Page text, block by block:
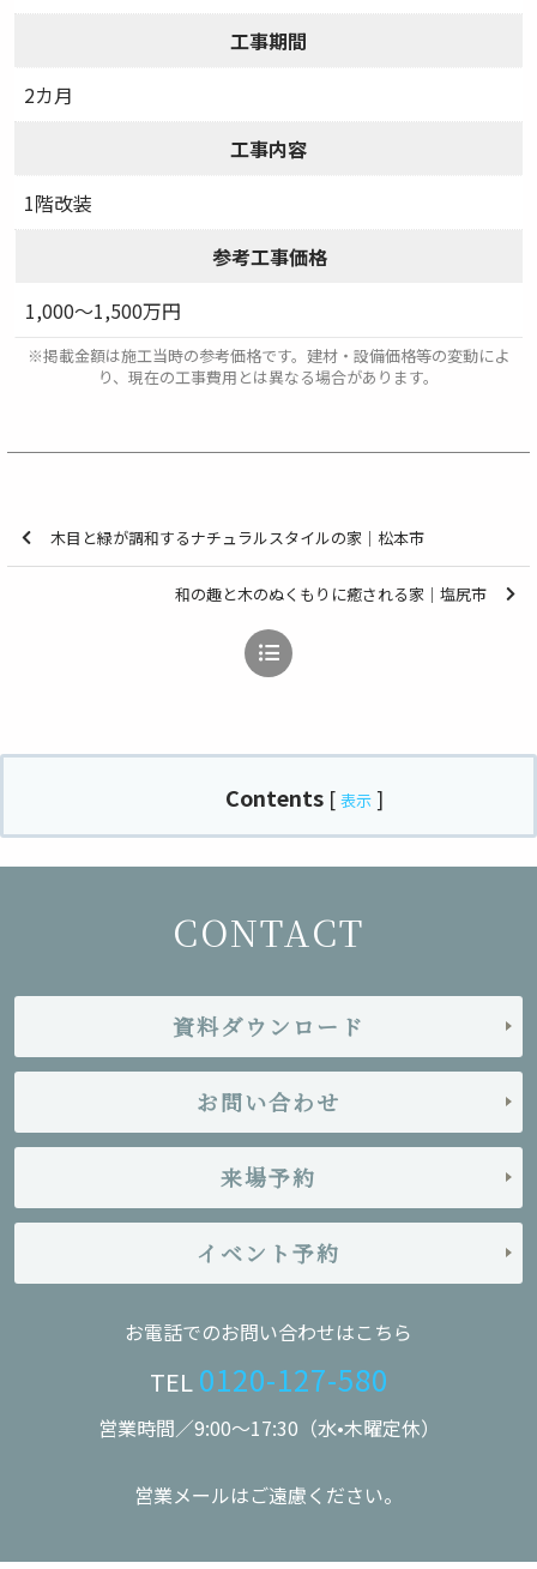
工事期間
2カ月
工事内容
1階改装
参考工事価格
1,000～1,500万円
※掲載金額は施工当時の参考価格です。建材・設備価格等の変動によ
り、現在の工事費用とは異なる場合があります。
木目と緑が調和するナチュラルスタイルの家｜松本市
和の趣と木のぬくもりに癒される家｜塩尻市
Contents [ 表示 ]
CONTACT
資料ダウンロード
お問い合わせ
来場予約
イベント予約
お電話でのお問い合わせはこちら
TEL 0120-127-580
営業時間／9:00〜17:30（水•木曜定休）
営業メールはご遠慮ください。